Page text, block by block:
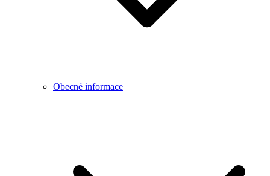
Obecné informace